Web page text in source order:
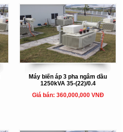
Máy biến áp 3 pha ngâm dầu
1250kVA 35-(22)/0.4
Giá bán: 360,000,000 VNĐ